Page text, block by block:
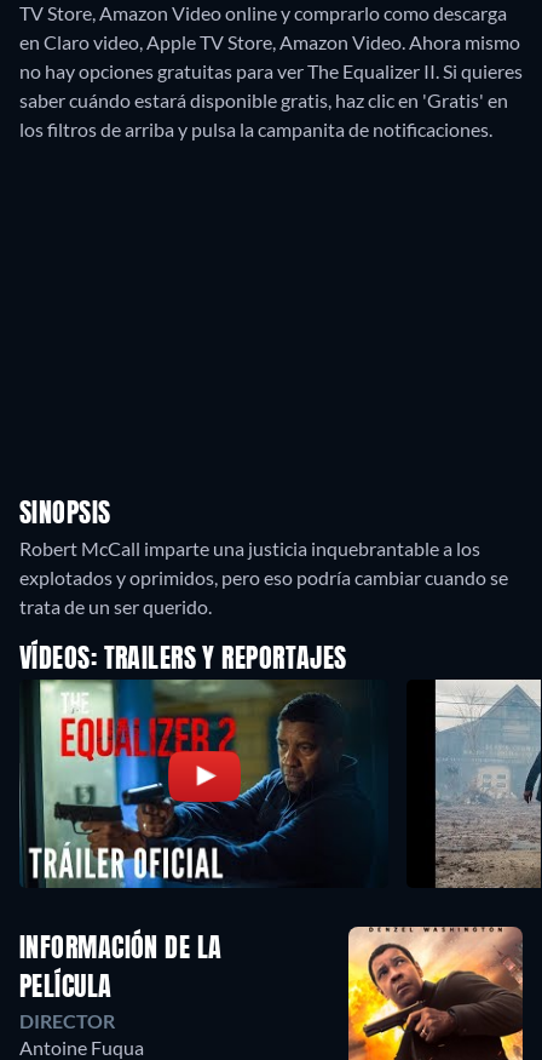
TV Store, Amazon Video online y comprarlo como descarga
en Claro video, Apple TV Store, Amazon Video.Ahora mismo
no hay opciones gratuitas para ver The Equalizer II. Si quieres
saber cuándo estará disponible gratis, haz clic en 'Gratis' en
los filtros de arriba y pulsa la campanita de notificaciones.
SINOPSIS
Robert McCall imparte una justicia inquebrantable a los
explotados y oprimidos, pero eso podría cambiar cuando se
trata de un ser querido.
VÍDEOS: TRAILERS Y REPORTAJES
INFORMACIÓN DE LA
PELÍCULA
DIRECTOR
Antoine Fuqua